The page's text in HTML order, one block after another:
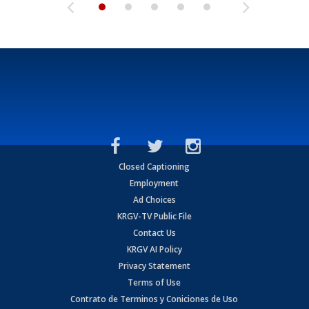
Closed Captioning
Employment
Ad Choices
KRGV-TV Public File
Contact Us
KRGV AI Policy
Privacy Statement
Terms of Use
Contrato de Terminos y Coniciones de Uso